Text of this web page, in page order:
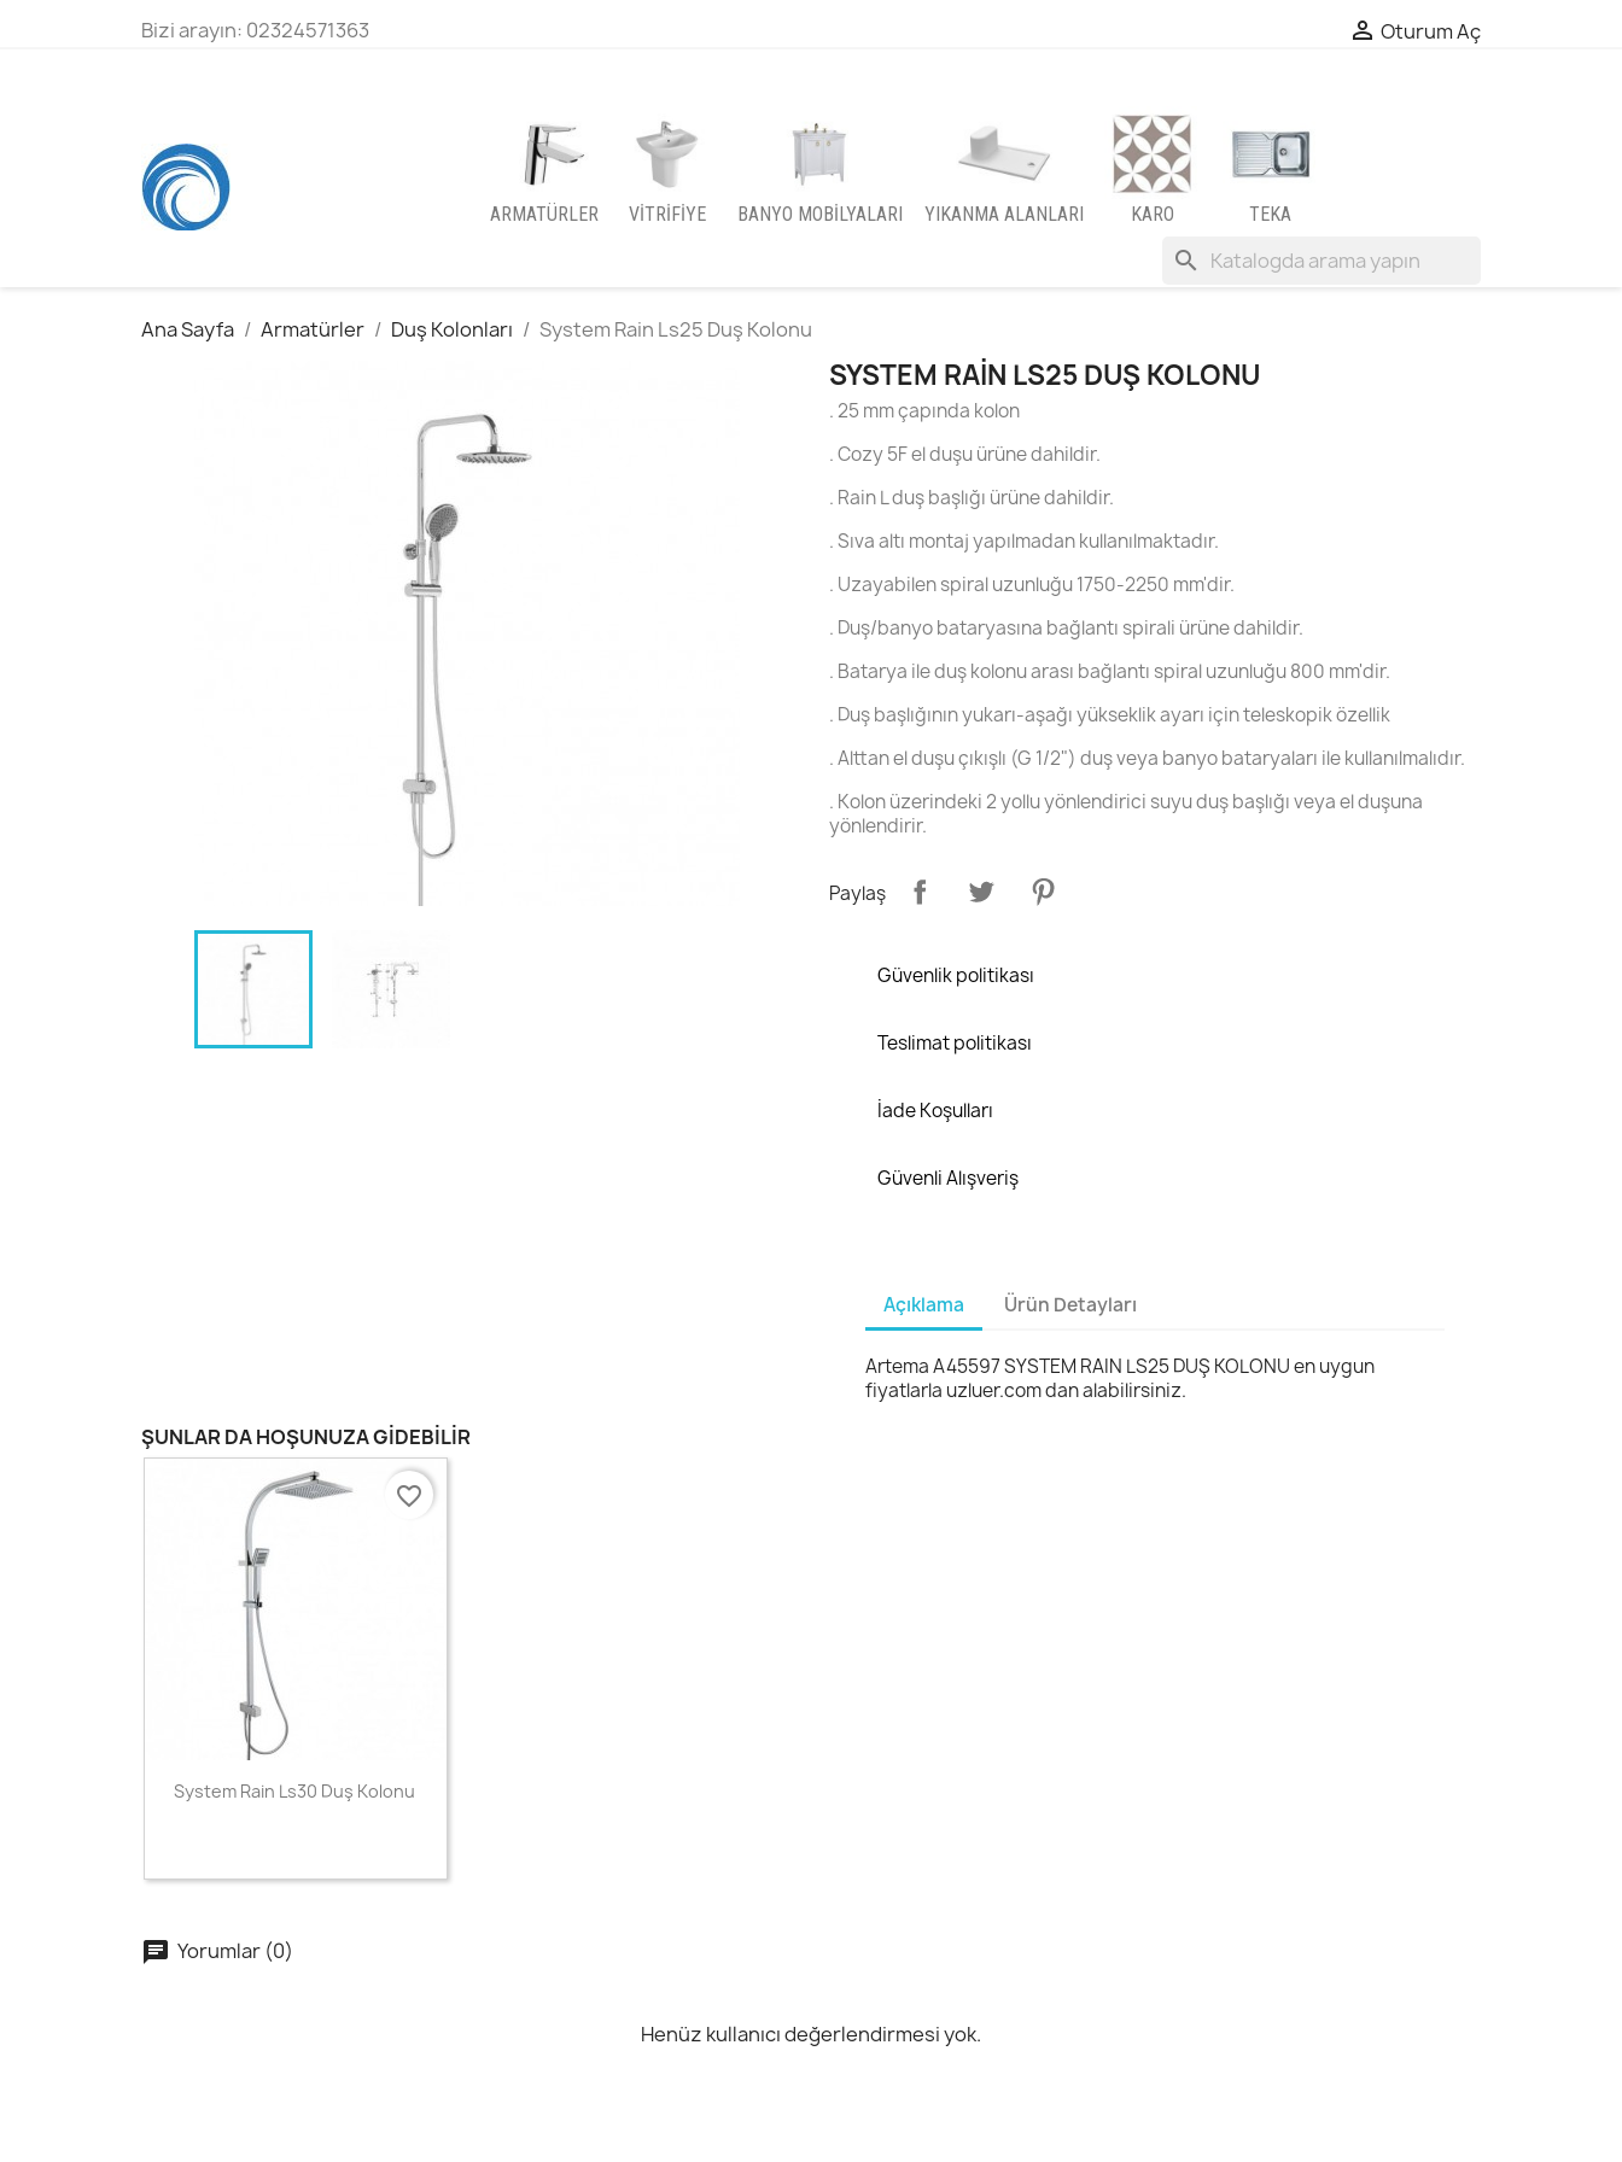
Bizi arayın: 02324571363  Oturum Aç
ARMATÜRLER VITRIFIYE BANYO MOBILYALARI YIKANMA ALANLARI KARO TEKA
search
Ana Sayfa Armatürler Duş Kolonları System Rain Ls25 Duş Kolonu
SYSTEM RAIN LS25 DUŞ KOLONU
. 25 mm çapında kolon
. Cozy 5F el duşu ürüne dahildir.
. Rain L duş başlığı ürüne dahildir.
. Sıva altı montaj yapılmadan kullanılmaktadır.
. Uzayabilen spiral uzunluğu 1750-2250 mm'dir.
. Duş/banyo bataryasına bağlantı spirali ürüne dahildir.
. Batarya ile duş kolonu arası bağlantı spiral uzunluğu 800 mm'dir.
. Duş başlığının yukarı-aşağı yükseklik ayarı için teleskopik özellik
. Alttan el duşu çıkışlı (G 1/2") duş veya banyo bataryaları ile kullanılmalıdır.
. Kolon üzerindeki 2 yollu yönlendirici suyu duş başlığı veya el duşuna
yönlendirir.
Paylaş
Güvenlik politikası
Teslimat politikası
İade Koşulları
Güvenli Alışveriş
Açıklama Ürün Detayları
Artema A45597 SYSTEM RAIN LS25 DUŞ KOLONU en uygun
fiyatlarla uzluer.com dan alabilirsiniz.
ŞUNLAR DA HOŞUNUZA GIDEBILIR
Hızlı Görünüm
System Rain Ls30 Duş Kolonu
favorite_border
Yorumlar (0)
Henüz kullanıcı değerlendirmesi yok.